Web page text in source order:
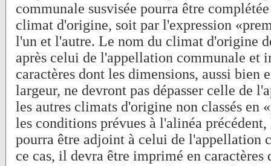
communale susvisée pourra être
climat d'origine, soit par l'expression
l'un et l'autre. Le nom du climat d'origine
après celui de l'appellation communale et
caractères dont les dimensions, aussi bien
largeur, ne devront pas dépasser celle de
les autres climats d'origine non classés en
les conditions prévues à l'alinéa
pourra être adjoint à celui de l'appellation
ce cas, il devra être imprimé en caractères